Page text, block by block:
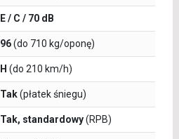
E / C / 70 dB
96(do 710 kg/oponę)
H (do 210 km/h)
Tak(płatek śniegu)
Tak, standardowy(RPB)